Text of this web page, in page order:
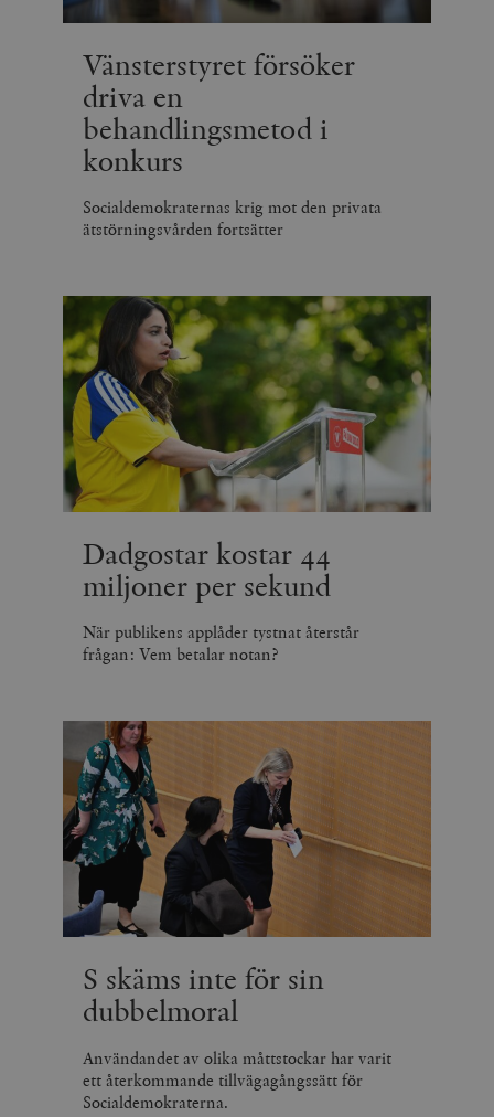
Vänsterstyret försöker
driva en
behandlingsmetod i
konkurs
Socialdemokraternas krig mot den privata
ätstörningsvården fortsätter
Dadgostar kostar 44
miljoner per sekund
När publikens applåder tystnat återstår
frågan: Vem betalar notan?
S skäms inte för sin
dubbelmoral
Användandet av olika måttstockar har varit
ett återkommande tillvägagångssätt för
Socialdemokraterna.